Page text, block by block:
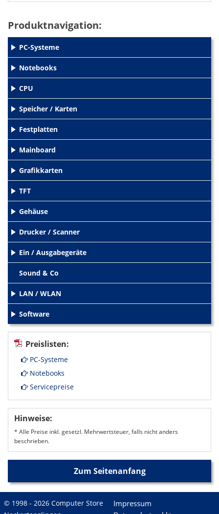
Produktnavigation:
PC-Systeme
Notebooks
+CPU
+Speicher / Karten
Festplatten
Mainboard
+Grafikkarten
TFT
+Gehäuse
Drucker / Scanner
Ein / Ausgabegeräte
Sound & Co
LAN / WLAN
+Software
Preislisten:
PC-Systeme
Notebooks
Servicepreise
Hinweise:
* Alle Preise inkl. gesetzl. Mehrwertsteuer, falls nicht anders
beschrieben.
Zum Seitenanfang
© 1998 - 2026 Computer Store
Impressum